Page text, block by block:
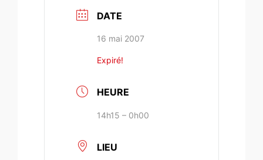
DATE
16 mai 2007
Expiré!
HEURE
14h15 – 0h00
LIEU